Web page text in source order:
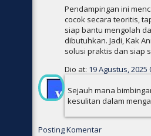
Pendampingan ini
cocok secara teoritis,
siap bantu mengolah
dibutuhkan. Jadi, Kak
solusi praktis dan siap
Dio at: 19 Agustus, 2025
Sejauh mana
kesulitan dalam
Posting Komentar